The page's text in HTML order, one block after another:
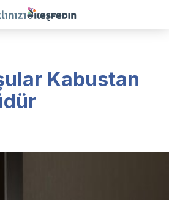
Kabustan